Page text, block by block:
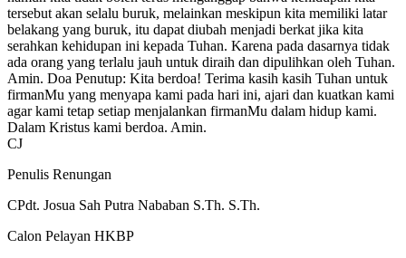
tersebut akan selalu buruk, melainkan meskipun kita memiliki latar
belakang yang buruk, itu dapat diubah menjadi berkat jika kita
serahkan kehidupan ini kepada Tuhan. Karena pada dasarnya tidak
ada orang yang terlalu jauh untuk diraih dan dipulihkan oleh Tuhan.
Amin. Doa Penutup: Kita berdoa! Terima kasih kasih Tuhan untuk
firmanMu yang menyapa kami pada hari ini, ajari dan kuatkan kami
agar kami tetap setiap menjalankan firmanMu dalam hidup kami.
Dalam Kristus kami berdoa. Amin.
CJ
Penulis Renungan
CPdt. Josua Sah Putra Nababan S.Th. S.Th.
Calon Pelayan HKBP